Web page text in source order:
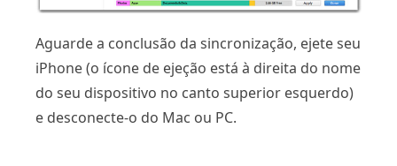
Aguarde a conclusão da sincronização, ejete seu
iPhone (o ícone de ejeção está à direita do nome
do seu dispositivo no canto superior esquerdo)
e desconecte-o do Mac ou PC.